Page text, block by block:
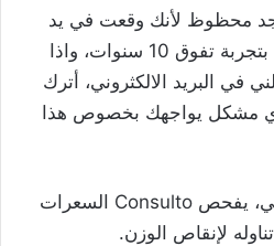
جد محظوظ لأنك وقعت في يد
خبير غدائي ومدرب رياضي بتجربة تفوق 10 سنوات، واذا
في البريد الالكثروني، أترك
مشكل يواجهك بخصوص هذا
وفقًا لذلك، في التقرير التالي، يفحص Consulto السعرات
لإنقاص الوزن.